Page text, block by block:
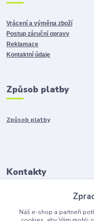
Vrácení a výměna zboží
Postup záruční opravy
Reklamace
Kontaktní údaje
Způsob platby
Způsob platby
Kontakty
Po-Pia 8:00-15:00
Náš e-shop a partneři